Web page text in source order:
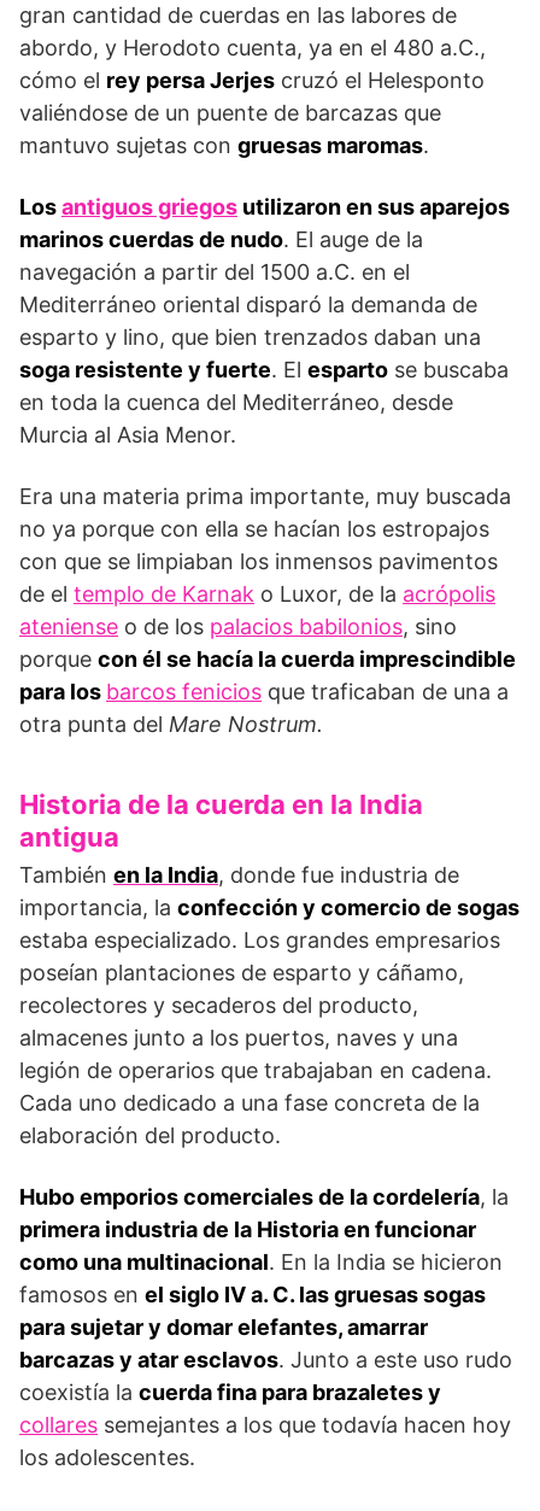
gran cantidad de cuerdas en las labores de
abordo, y Herodoto cuenta, ya en el 480 a.C.,
cómo el rey persa Jerjes cruzó el Helesponto
valiéndose de un puente de barcazas que
mantuvo sujetas con gruesas maromas.
Losantiguos griegos utilizaron en sus aparejos
marinos cuerdas de nudo. El auge de la
navegación a partir del 1500 a.C. en el
Mediterráneo oriental disparó la demanda de
esparto y lino, que bien trenzados daban una
soga resistente y fuerte. El esparto se buscaba
en toda la cuenca del Mediterráneo, desde
Murcia al Asia Menor.
Era una materia prima importante, muy buscada
no ya porque con ella se hacían los estropajos
con que se limpiaban los inmensos pavimentos
de el templo de Karnak o Luxor, de la acrópolis
ateniense o de los palacios babilonios, sino
porque con él se hacía la cuerda imprescindible
para los barcos fenicios que traficaban de una a
otra punta del Mare Nostrum.
Historia de la cuerda en la India
antigua
También en la India, donde fue industria de
importancia, la confección y comercio de sogas
estaba especializado. Los grandes empresarios
poseían plantaciones de esparto y cáñamo,
recolectores y secaderos del producto,
almacenes junto a los puertos, naves y una
legión de operarios que trabajaban en cadena.
Cada uno dedicado a una fase concreta de la
elaboración del producto.
Hubo emporios comerciales de la cordelería, la
primera industria de la Historia en funcionar
como una multinacional. En la India se hicieron
famosos en el siglo IV a. C. las gruesas sogas
para sujetar y domar elefantes, amarrar
barcazas y atar esclavos. Junto a este uso rudo
coexistía la cuerda fina para brazaletes y
collares semejantes a los que todavía hacen hoy
los adolescentes.